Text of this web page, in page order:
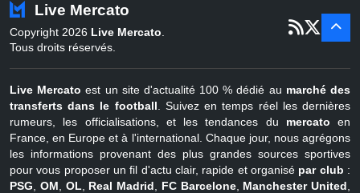
Belgique
juil - 31
Live Mercato
Copyright 2026 Live Mercato
Tous droits réservés.
Live Mercato est un site d'actualité 100 % dédié au marché des
transferts dans le football . Suivez en temps réel les dernières
rumeurs, les officialisations, et les tendances du mercato en
France, en Europe et à l'international. Chaque jour, nous agrégons
les informations provenant des plus grandes sources sportives
pour vous proposer un fil d'actu clair, rapide et organisé par club :
PSG
OM OL Real Madrid FC Barcelone, Manchester United